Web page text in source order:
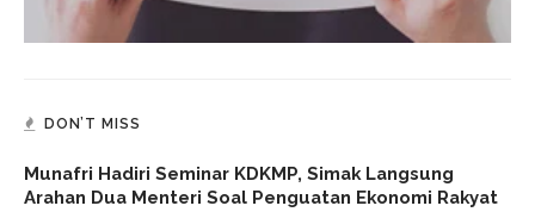
DON’T MISS
Munafri Hadiri Seminar KDKMP, Simak Langsung
Arahan Dua Menteri Soal Penguatan Ekonomi Rakyat